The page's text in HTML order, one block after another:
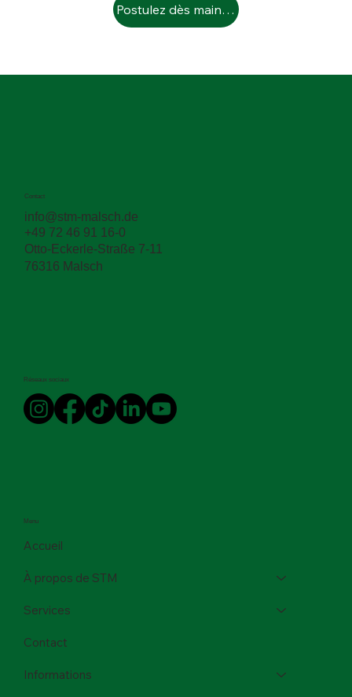
Postulez dès maintenant
Menu
Accueil
À propos de STM
Services
Contact
Informations
Contact
info@stm-malsch.de
+49 72 46 91 16-0
Otto-Eckerle-Straße 7-11
76316 Malsch
Réseaux sociaux